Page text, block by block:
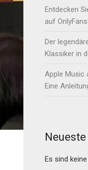
Entdecken
auf
Der
Klassiker in
Apple Music
Eine
Es sind